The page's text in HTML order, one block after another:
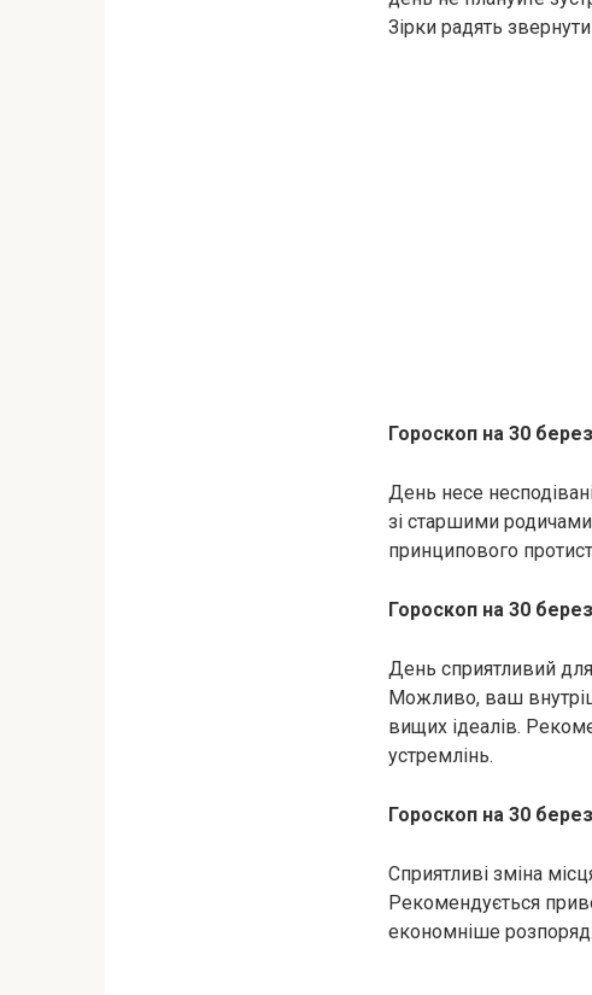
Зірки радять
Гороскоп на 30
День несе
зі старшими родичами
принципового
Гороскоп на 30
День сприятливий
Можливо, ваш
вищих ідеалів.
устремлінь.
Гороскоп на 30
Сприятливі зміна
Рекомендується
економніше